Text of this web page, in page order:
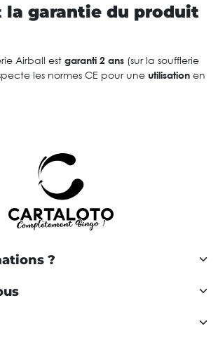
la garantie du produit
Airball est garanti 2 ans (sur la soufflerie
les normes CE pour une utilisation en
?